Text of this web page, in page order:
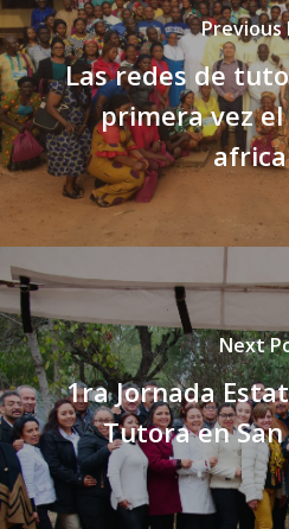
Previous
Las redes de
primera vez
Next
1ra Jornada
Tutora en